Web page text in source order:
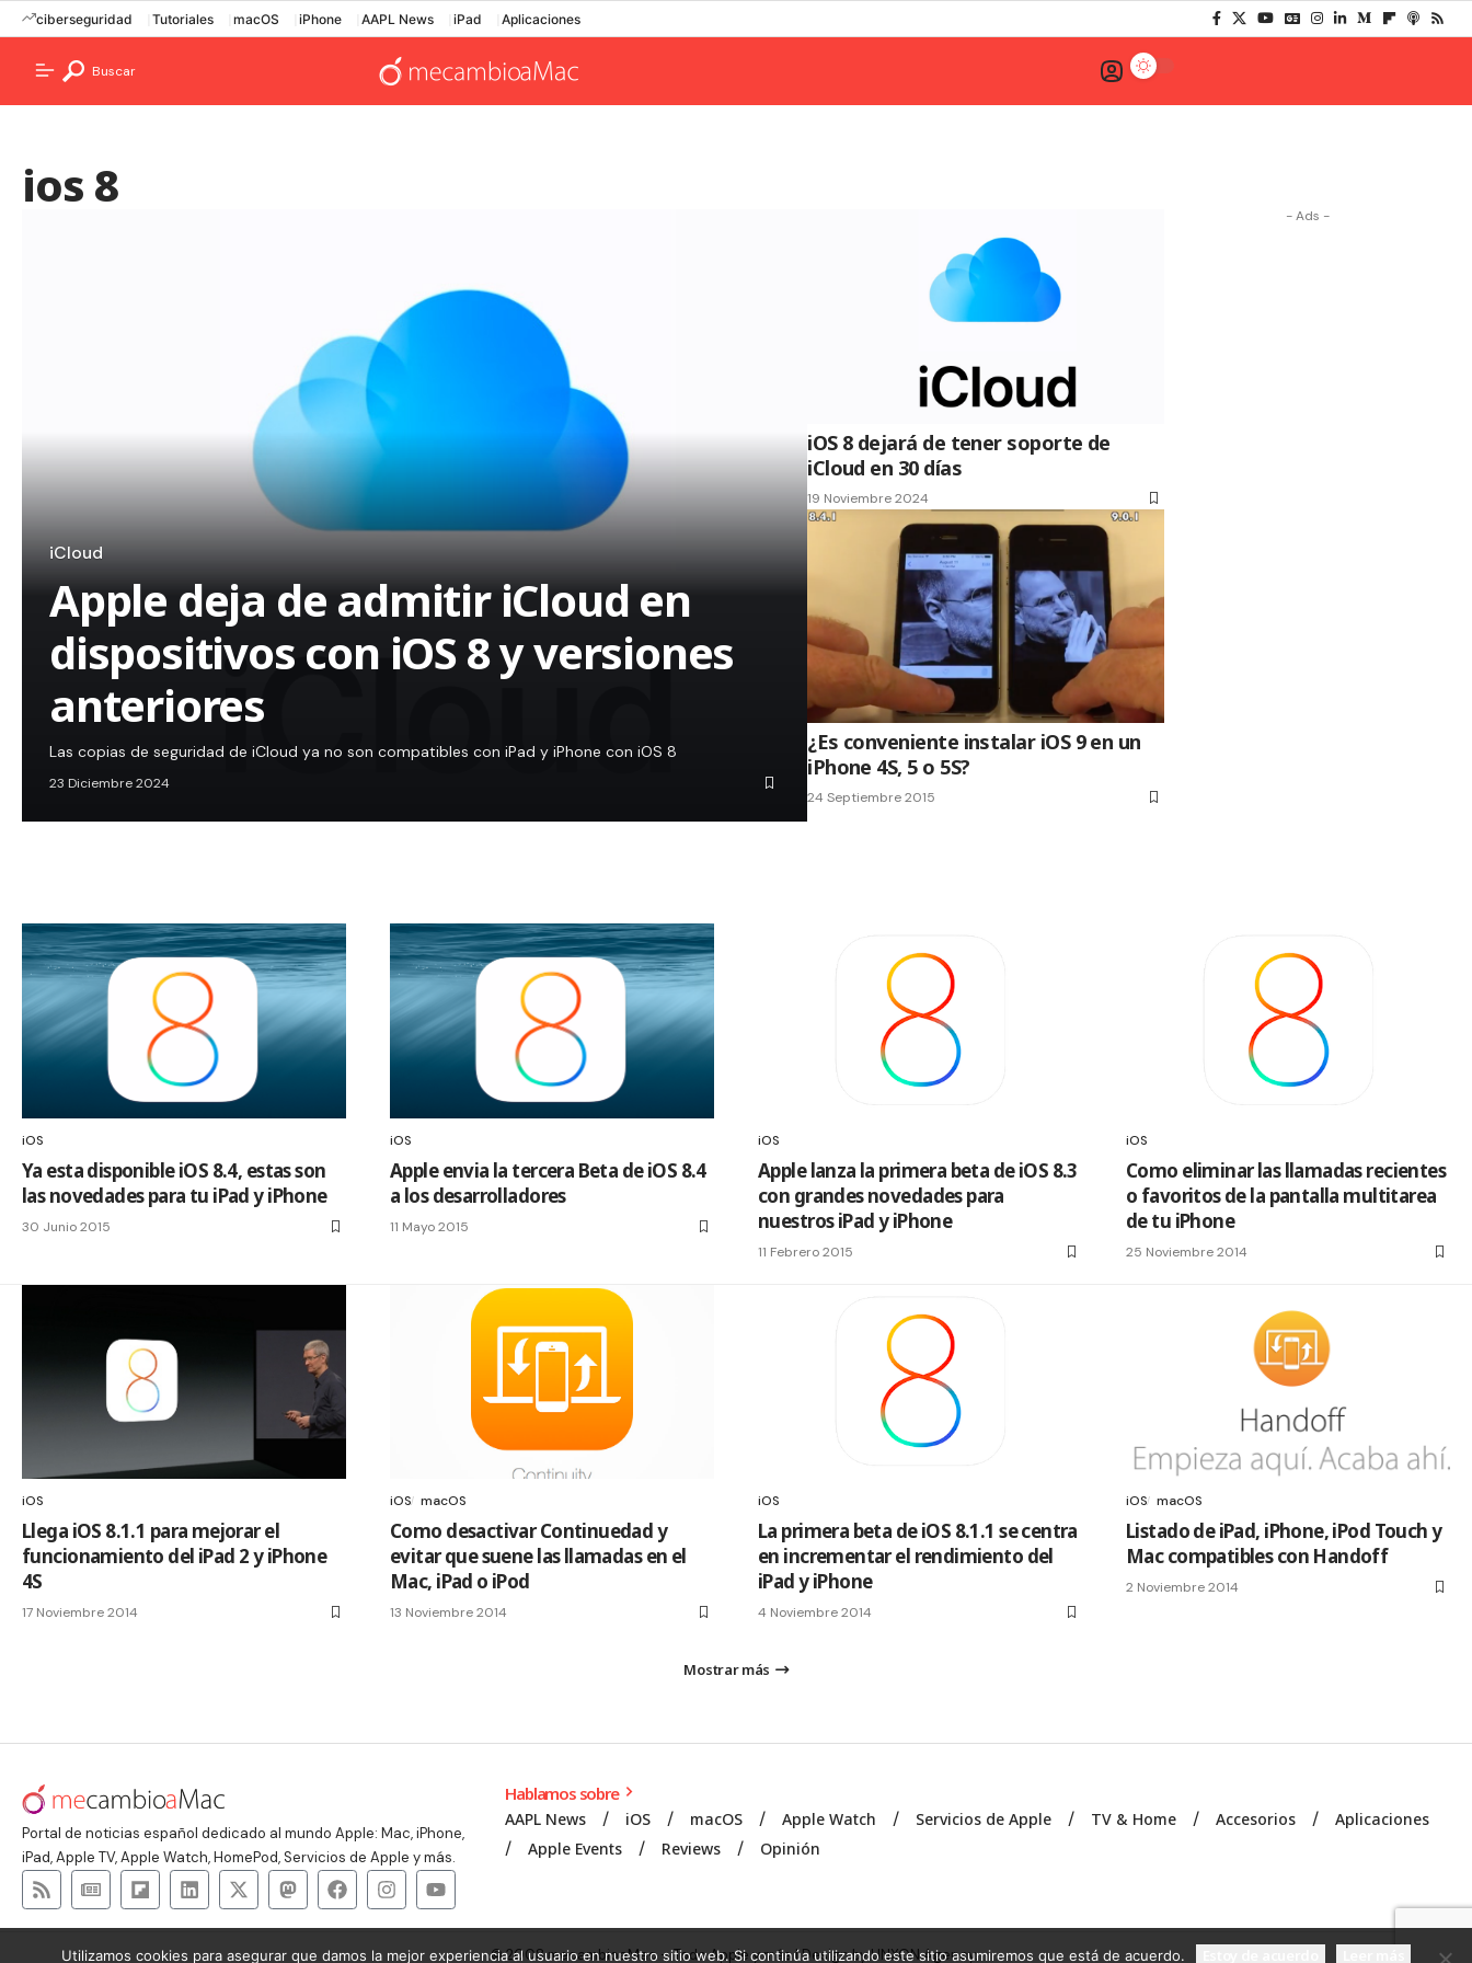
ciberseguridad Tutoriales macOS iPhone AAPL News iPad Aplicaciones
Buscar
ios 8
iCloud
Apple deja de admitir iCloud en
dispositivos con iOS 8 y versiones
anteriores
Las copias de seguridad de iCloud ya no son compatibles con iPad y iPhone con iOS 8
23 Diciembre 2024
iOS 8 dejará de tener soporte de
iCloud en 30 días
19 Noviembre 2024
¿Es conveniente instalar iOS 9 en un
iPhone 4S, 5 o 5S?
24 Septiembre 2015
- Ads -
iOS
Ya esta disponible iOS 8.4, estas son
las novedades para tu iPad y iPhone
30 Junio 2015
iOS
Apple envia la tercera Beta de iOS 8.4
a los desarrolladores
11 Mayo 2015
iOS
Apple lanza la primera beta de iOS 8.3
con grandes novedades para
nuestros iPad y iPhone
11 Febrero 2015
iOS
Como eliminar las llamadas recientes
o favoritos de la pantalla multitarea
de tu iPhone
25 Noviembre 2014
iOS
Llega iOS 8.1.1 para mejorar el
funcionamiento del iPad 2 y iPhone
4S
17 Noviembre 2014
iOS macOS
Como desactivar Continuedad y
evitar que suene las llamadas en el
Mac, iPad o iPod
13 Noviembre 2014
iOS
La primera beta de iOS 8.1.1 se centra
en incrementar el rendimiento del
iPad y iPhone
4 Noviembre 2014
iOS macOS
Listado de iPad, iPhone, iPod Touch y
Mac compatibles con Handoff
2 Noviembre 2014
Mostrar más
Portal de noticias español dedicado al mundo Apple: Mac, iPhone,
iPad, Apple TV, Apple Watch, HomePod, Servicios de Apple y más.
Hablamos sobre
AAPL News iOS macOS Apple Watch Servicios de Apple TV & Home Accesorios
Aplicaciones
Apple Events
Reviews Opinión
© 2008 mecambioaMac – Todo Apple y más | Design byUNXON Agency.
Utilizamos cookies para asegurar que damos la mejor experiencia al usuario en nuestro sitio web. Si continúa utilizando este sitio asumiremos que está de acuerdo.